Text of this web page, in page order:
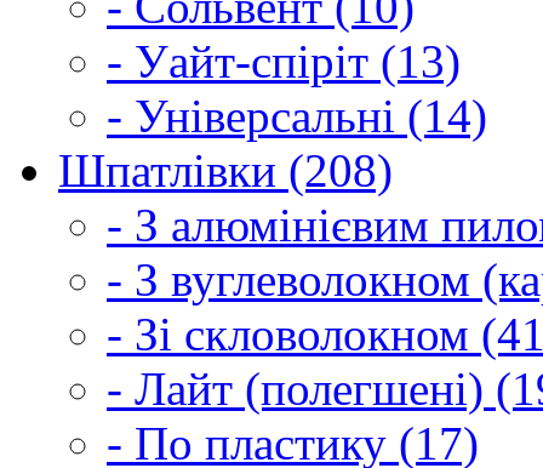
- Уайт-спіріт (13)
- Універсальні (14)
Шпатлівки (208)
- З алюмінієвим
- З вуглеволокном
- Зі скловолокном
- Лайт (полегшені)
- По пластику (17)